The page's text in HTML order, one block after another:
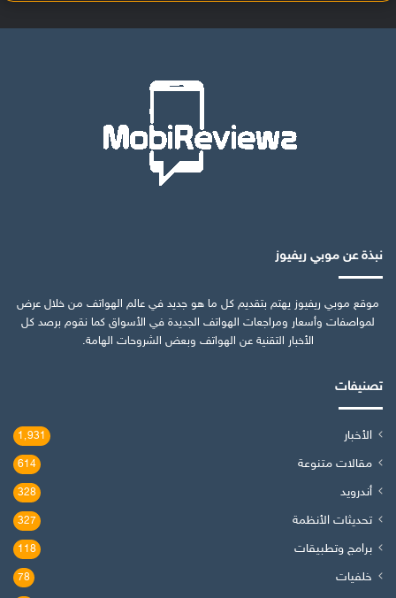
نبذة عن موبي ريفيوز
موقع موبي ريفيوز يهتم بتقديم كل ما هو جديد في عالم الهواتف من خلال عرض
لمواصفات وأسعار ومراجعات الهواتف الجديدة في الأسواق كما نقوم برصد كل
الأخبار التقنية عن الهواتف وبعض الشروحات الهامة.
تصنيفات
الأخبار 1٬931
مقالات متنوعة 614
أندرويد 328
تحديثات الأنظمة 327
برامج وتطبيقات 118
خلفيات 78